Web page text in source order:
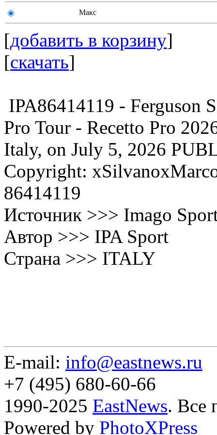
Макс
[добавить в корзину]
[скачать]
IPA86414119 - Ferguson
Pro Tour - Recetto Pro
Italy, on July 5, 2026
Copyright:
86414119
Источник >>> Imago
Автор >>> IPA Sport
Страна >>> ITALY
E-mail: info@eastnews.ru
+7 (495) 680-60-66
1990-2025 EastNews. Все
Powered by PhotoXPress